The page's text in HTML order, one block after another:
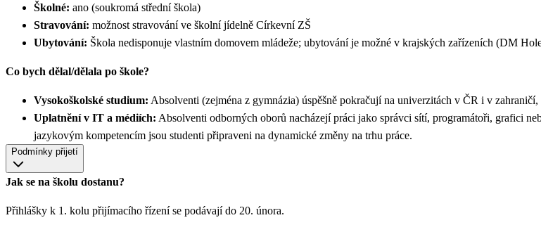
Školné: ano (soukromá střední škola)
Stravování: možnost stravování ve školní jídelně Církevní ZŠ
Ubytování: Škola nedisponuje vlastním domovem mládeže; ubytování je možné v krajských zařízeních (DM
Co bych dělal/dělala po škole?
Vysokoškolské studium: Absolventi (zejména z gymnázia) úspěšně pokračují na univerzitách v ČR i v
Uplatnění v IT a médiích: Absolventi odborných oborů nacházejí práci jako správci sítí, programátoři, grafici
jazykovým kompetencím jsou studenti připraveni na dynamické změny na trhu práce.
Podmínky přijetí
Jak se na školu dostanu?
Přihlášky k 1. kolu přijímacího řízení se podávají do 20. února.